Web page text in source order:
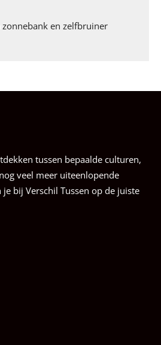
zonnebank en zelfbruiner
tussen bepaalde culturen,
veel meer uiteenlopende
bij Verschil Tussen op de juiste